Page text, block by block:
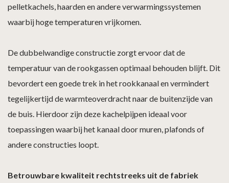
pelletkachels, haarden en andere verwarmingssystemen
waarbij hoge temperaturen vrijkomen.
De dubbelwandige constructie zorgt ervoor dat de
temperatuur van de rookgassen optimaal behouden blijft. Dit
bevordert een goede trek in het rookkanaal en vermindert
tegelijkertijd de warmteoverdracht naar de buitenzijde van
de buis. Hierdoor zijn deze kachelpijpen ideaal voor
toepassingen waarbij het kanaal door muren, plafonds of
andere constructies loopt.
Betrouwbare kwaliteit rechtstreeks uit de fabriek